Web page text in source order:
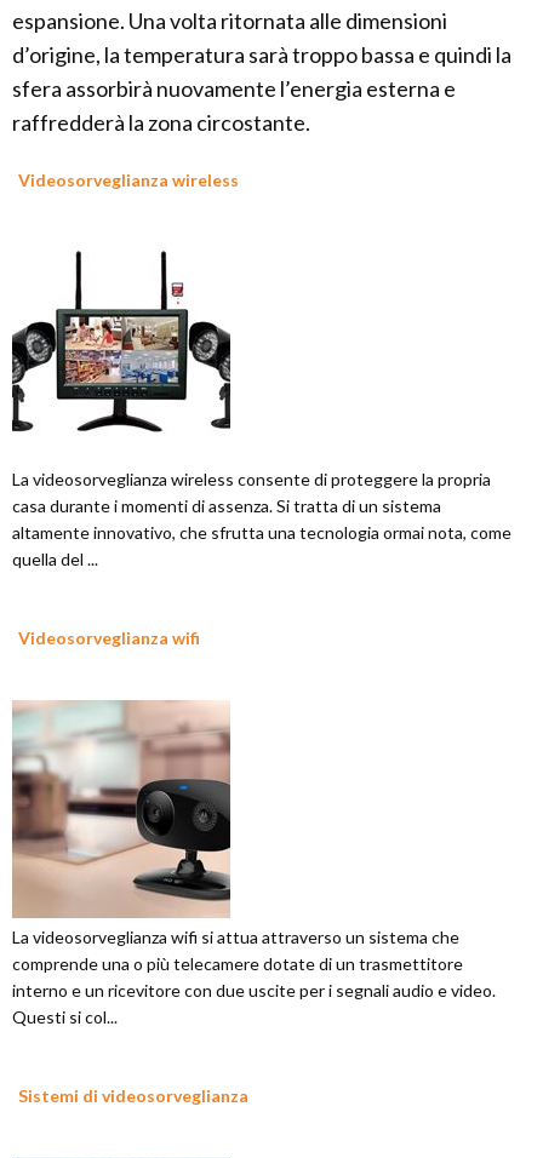
espansione. Una volta ritornata alle dimensioni
d’origine, la temperatura sarà troppo bassa e quindi la
sfera assorbirà nuovamente l’energia esterna e
raffredderà la zona circostante.
Videosorveglianza wireless
La videosorveglianza wireless consente di proteggere la propria
casa durante i momenti di assenza. Si tratta di un sistema
altamente innovativo, che sfrutta una tecnologia ormai nota, come
quella del ...
Videosorveglianza wifi
La videosorveglianza wifi si attua attraverso un sistema che
comprende una o più telecamere dotate di un trasmettitore
interno e un ricevitore con due uscite per i segnali audio e video.
Questi si col...
Sistemi di videosorveglianza